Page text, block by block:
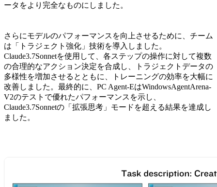
ータをより完全なものにしました。
さらにモデルのパフォーマンスを向上させるために、チーム
は「トラジェクト強化」技術を導入しました。
Claude3.7Sonnetを使用して、各ステップの操作に対して複数
の合理的なアクション決定を合成し、トラジェクトデータの
多様性を増加させるとともに、トレーニングの効率を大幅に
改善しました。最終的に、PC Agent-EはWindowsAgentArena-
V2のテストで優れたパフォーマンスを示し、
Claude3.7Sonnetの「拡張思考」モードを超える結果を達成し
ました。